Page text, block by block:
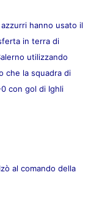
hanno usato il
in terra di
utilizzando
che la squadra di
con gol di Ighli
al comando della